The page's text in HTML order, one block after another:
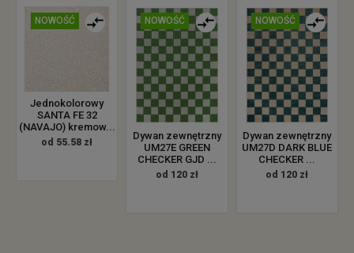
NOWOŚĆ
Jednokolorowy
SANTA FE 32
(NAVAJO) kremow...
od 55.58 zł
NOWOŚĆ
Dywan zewnętrzny
UM27E GREEN
CHECKER GJD ...
od 120 zł
NOWOŚĆ
Dywan zewnętrzny
UM27D DARK BLUE
CHECKER ...
od 120 zł